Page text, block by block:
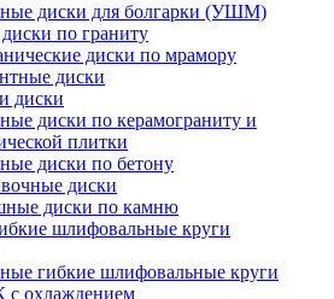
диски для болгарки (УШМ)
по граниту
диски по мрамору
диски
диски
диски по керамограниту и
плитки
диски по бетону
диски
диски по камню
шлифовальные круги
гибкие шлифовальные круги
охлаждением